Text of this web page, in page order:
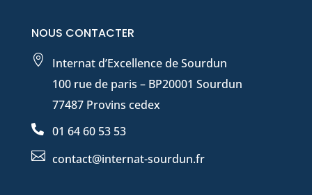
NOUS CONTACTER

Internat d’Excellence de Sourdun
100 rue de paris – BP20001 Sourdun
77487 Provins cedex
 01 64 60 53 53
 contact@internat-sourdun.fr